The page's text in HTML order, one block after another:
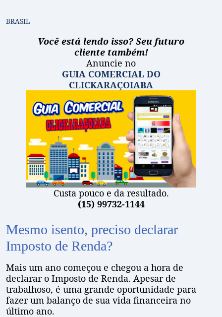
BRASIL
Você está lendo isso? Seu futuro
cliente também!
Anuncie no
GUIA COMERCIAL DO
CLICKARAÇOIABA
Custa pouco e da resultado.
(15) 99732-1144
Mesmo isento, preciso declarar
Imposto de Renda?
Mais um ano começou e chegou a hora de
declarar o Imposto de Renda. Apesar de
trabalhoso, é uma grande oportunidade para
fazer um balanço de sua vida financeira no
último ano.